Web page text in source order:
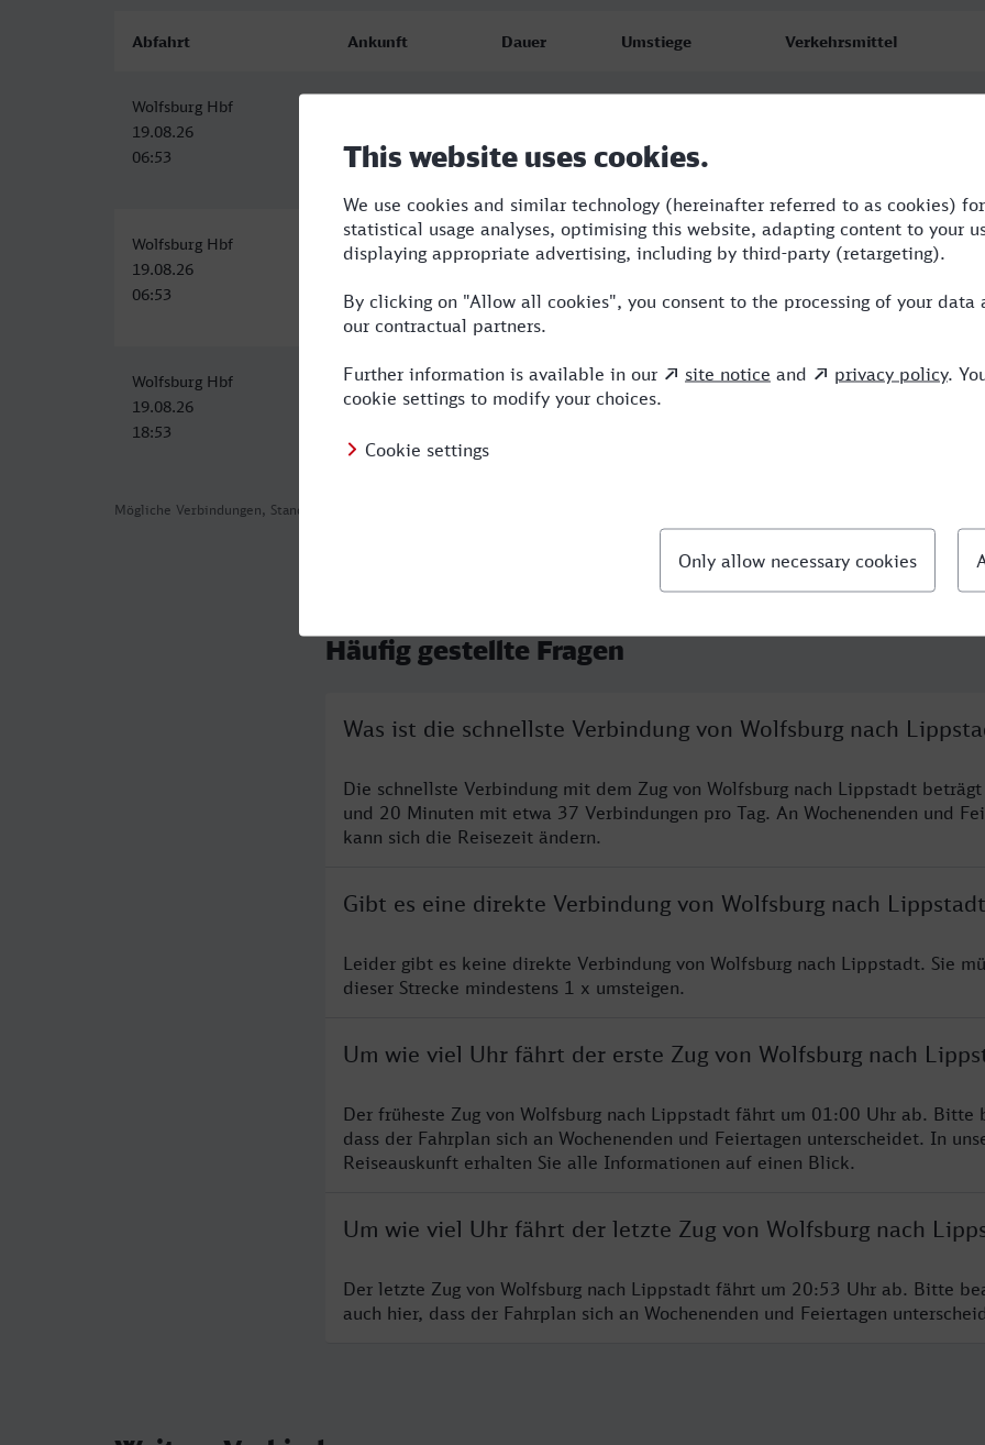
Mögliche Verbindungen, Stand: 2026-08-05 05:11
Abfahrt Ankunft Dauer Umstiege Verkehrsmittel
Wolfsburg Hbf
19.08.26
06:53
10:13
Wolfsburg Hbf
19.08.26
06:53
Lippstadt
19.08.26
10:14
3:21 ERB,ICE
Wolfsburg Hbf
19.08.26
18:53
Lippstadt
19.08.26
3:21 1 ERB,ICE
Häufig gestellte Fragen
Was ist die schnellste Verbindung von Wolfsburg nach
Die schnellste Verbindung mit dem Zug von Wolfsburg nach Lippstadt beträgt
und 20 Minuten mit etwa 37 Verbindungen pro Tag. An Wochenenden und
kann sich die Reisezeit ändern.
Gibt es eine direkte Verbindung von Wolfsburg nach
Leider gibt es keine direkte Verbindung von Wolfsburg nach Lippstadt. Sie
dieser Strecke mindestens 1 x umsteigen.
Um wie viel Uhr fährt der erste Zug von Wolfsburg nach
Der früheste Zug von Wolfsburg nach Lippstadt fährt um 01:00 Uhr ab. Bitte
dass der Fahrplan sich an Wochenenden und Feiertagen unterscheidet. In
Reiseauskunft erhalten Sie alle Informationen auf einen Blick.
Um wie viel Uhr fährt der letzte Zug von Wolfsburg nach
Der letzte Zug von Wolfsburg nach Lippstadt fährt um 20:53 Uhr ab. Bitte
auch hier, dass der Fahrplan sich an Wochenenden und Feiertagen